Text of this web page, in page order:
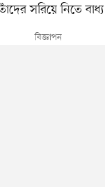
সরিয়ে নিতে